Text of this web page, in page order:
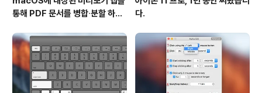
통해 PDF 문서를 병합∙분할 하는
다.